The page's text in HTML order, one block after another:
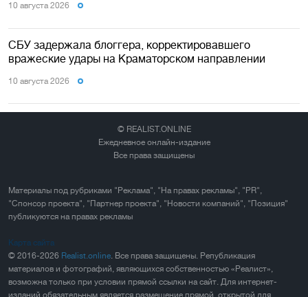
10 августа 2026
СБУ задержала блоггера, корректировавшего
вражеские удары на Краматорском направлении
10 августа 2026
© REALIST.ONLINE
Ежедневное онлайн-издание
Все права защищены
Материалы под рубриками "Реклама", "На правах рекламы", "PR",
"Спонсор проекта", "Партнер проекта", "Новости компаний", "Позиция"
публикуются на правах рекламы
Карта сайта
© 2016-2026 Realist.online. Все права защищены. Републикация
материалов и фотографий, являющихся собственностью «Реалист»,
возможна только при условии прямой ссылки на сайт. Для интернет-
изданий обязательным является размещение прямой, открытой для